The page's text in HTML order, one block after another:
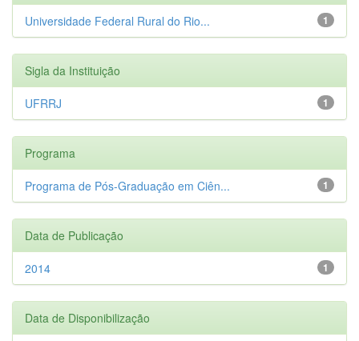
1
Universidade Federal Rural do Rio...
Sigla da Instituição
1
UFRRJ
Programa
1
Programa de Pós-Graduação em Ciên...
Data de Publicação
1
2014
Data de Disponibilização